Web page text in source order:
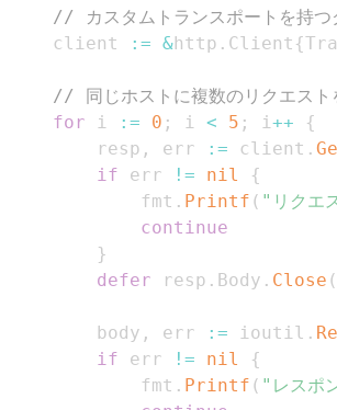
// カスタムトランスポートを持つ
	client
:= &http . Client {
// 同じホストに複数のリクエスト
for i := 0 ; i < 5 ; i++
{
		resp
, err := client .
if err != nil
{
			fmt
. Printf ( "リクエ
continue
}
defer resp . Body . Close (
		body
, err := ioutil .
if err != nil
{
			fmt
. Printf ( "レスポ